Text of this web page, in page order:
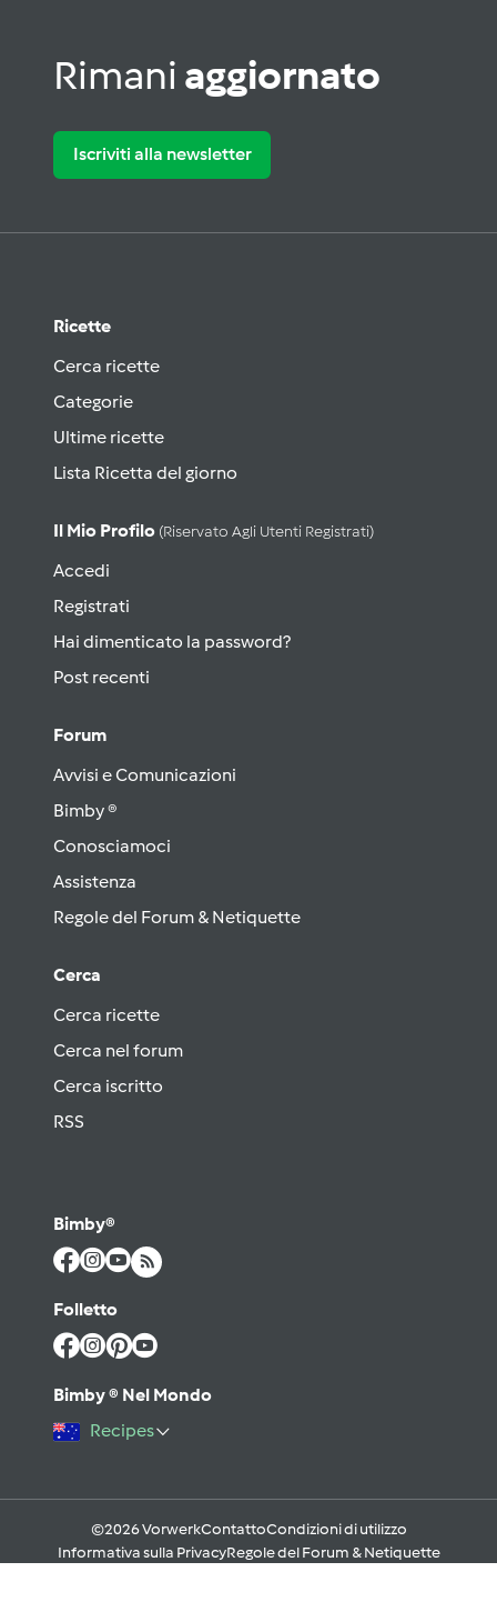
Rimani aggiornato
Iscriviti alla newsletter
Ricette
Cerca ricette
Categorie
Ultime ricette
Lista Ricetta del giorno
Il Mio Profilo (riservato Agli Utenti Registrati)
Accedi
Registrati
Hai dimenticato la password?
Post recenti
Forum
Avvisi e Comunicazioni
Bimby ®
Conosciamoci
Assistenza
Regole del Forum & Netiquette
Cerca
Cerca ricette
Cerca nel forum
Cerca iscritto
RSS
Bimby®
Folletto
Bimby ® Nel Mondo
Recipes
©2026 VorwerkContattoCondizioni di utilizzo
Informativa sulla PrivacyRegole del Forum & Netiquette